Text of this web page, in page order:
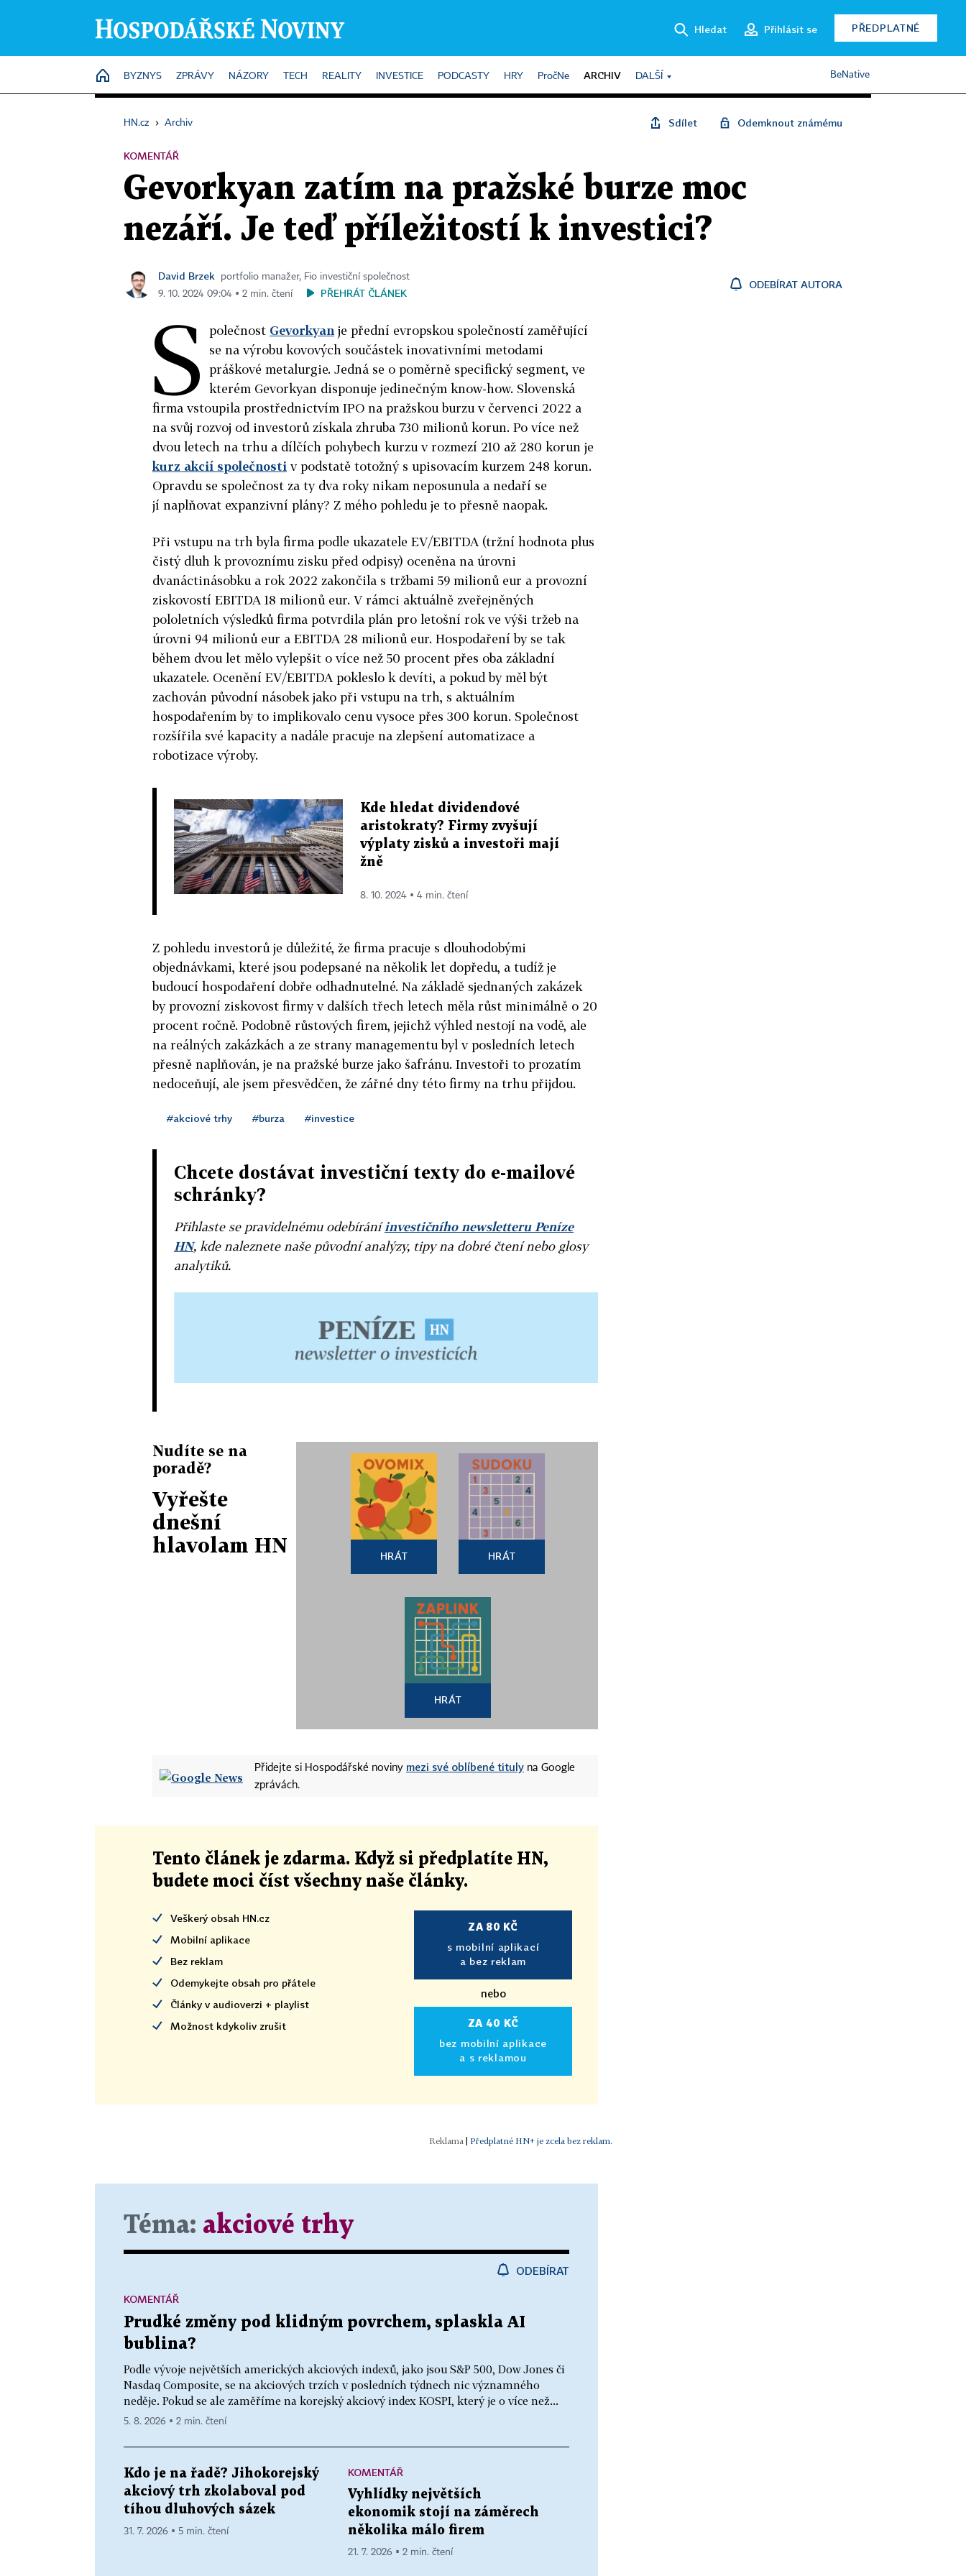
Hledat Přihlásit se PŘEDPLATNÉ
HOME
BYZNYS ZPRÁVY NÁZORY TECH REALITY INVESTICE PODCASTY HRY PročNe ARCHIV DALŠÍ BeNative
HN.cz › Archiv Sdílet Odemknout známému
KOMENTÁŘ
Gevorkyan zatím na pražské burze moc
nezáří. Je teď příležitostí k investici?
David Brzek
portfolio manažer, Fio investiční společnost
9. 10. 2024 09:04 ▪ 2 min. čtení
PŘEHRÁT ČLÁNEK
ODEBÍRAT AUTORA
S polečnost Gevorkyan je přední evropskou společností zaměřující
se na výrobu kovových součástek inovativními metodami
práškové metalurgie. Jedná se o poměrně specifický segment, ve
kterém Gevorkyan disponuje jedinečným know-how. Slovenská
firma vstoupila prostřednictvím IPO na pražskou burzu v červenci 2022 a
na svůj rozvoj od investorů získala zhruba 730 milionů korun. Po více než
dvou letech na trhu a dílčích pohybech kurzu v rozmezí 210 až 280 korun je
kurz akcií společnosti v podstatě totožný s upisovacím kurzem 248 korun.
Opravdu se společnost za ty dva roky nikam neposunula a nedaří se
jí naplňovat expanzivní plány? Z mého pohledu je to přesně naopak.
Při vstupu na trh byla firma podle ukazatele EV/EBITDA (tržní hodnota plus
čistý dluh k provoznímu zisku před odpisy) oceněna na úrovni
dvanáctinásobku a rok 2022 zakončila s tržbami 59 milionů eur a provozní
ziskovostí EBITDA 18 milionů eur. V rámci aktuálně zveřejněných
pololetních výsledků firma potvrdila plán pro letošní rok ve výši tržeb na
úrovni 94 milionů eur a EBITDA 28 milionů eur. Hospodaření by se tak
během dvou let mělo vylepšit o více než 50 procent přes oba základní
ukazatele. Ocenění EV/EBITDA pokleslo k devíti, a pokud by měl být
zachován původní násobek jako při vstupu na trh, s aktuálním
hospodařením by to implikovalo cenu vysoce přes 300 korun. Společnost
rozšířila své kapacity a nadále pracuje na zlepšení automatizace a
robotizace výroby.
Kde hledat dividendové
aristokraty? Firmy zvyšují
výplaty zisků a investoři mají
žně
8. 10. 2024 ▪ 4 min. čtení
Z pohledu investorů je důležité, že firma pracuje s dlouhodobými
objednávkami, které jsou podepsané na několik let dopředu, a tudíž je
budoucí hospodaření dobře odhadnutelné. Na základě sjednaných zakázek
by provozní ziskovost firmy v dalších třech letech měla růst minimálně o 20
procent ročně. Podobně růstových firem, jejichž výhled nestojí na vodě, ale
na reálných zakázkách a ze strany managementu byl v posledních letech
přesně naplňován, je na pražské burze jako šafránu. Investoři to prozatím
nedoceňují, ale jsem přesvědčen, že zářné dny této firmy na trhu přijdou.
#akciové trhy #burza #investice
Chcete dostávat investiční texty do e-mailové
schránky?
Přihlaste se pravidelnému odebíráníinvestičního newsletteru Peníze
HN, kde naleznete naše původní analýzy, tipy na dobré čtení nebo glosy
analytiků.
Nudíte se na
poradě?
Vyřešte
dnešní
hlavolam HN
HRÁT HRÁT
HRÁT
Přidejte si Hospodářské noviny mezi své oblíbené tituly na Google
zprávách.
Tento článek je zdarma. Když si předplatíte HN,
budete moci číst všechny naše články.
Veškerý obsah HN.cz
Mobilní aplikace
Bez reklam
Odemykejte obsah pro přátele
Články v audioverzi + playlist
Možnost kdykoliv zrušit
ZA 80 KČ
s mobilní aplikací
a bez reklam
nebo
ZA 40 KČ
bez mobilní aplikace
a s reklamou
Předplatné HN+ je zcela bez reklam.
Téma: akciové trhy
ODEBÍRAT
Prudké změny pod klidným povrchem, splaskla AI
bublina?
Podle vývoje největších amerických akciových indexů, jako jsou S&P 500, Dow Jones či
Nasdaq Composite, se na akciových trzích v posledních týdnech nic významného
neděje. Pokud se ale zaměříme na korejský akciový index KOSPI, který je o více než...
KOMENTÁŘ
5. 8. 2026 ▪ 2 min. čtení
Kdo je na řadě? Jihokorejský
akciový trh zkolaboval pod
tíhou dluhových sázek
31. 7. 2026 ▪ 5 min. čtení
KOMENTÁŘ
Vyhlídky největších
ekonomik stojí na záměrech
několika málo firem
21. 7. 2026 ▪ 2 min. čtení